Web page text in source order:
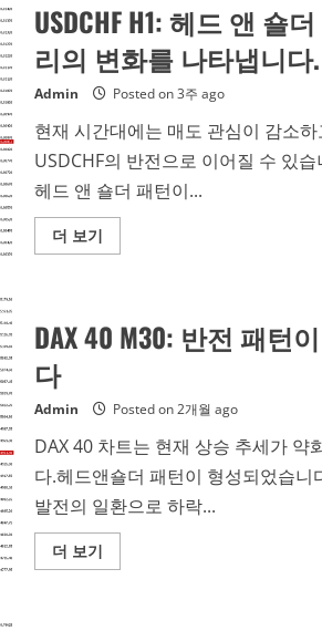
차
트
헤
드
앤
숄
더
패
턴
이
형
성
되
었
습
니
USDCHF H1: 헤드 앤 숄
리의 변화를 나타냅니다.
Admin Posted on 3주 ago
현재 시간대에는 매도 관심이 감소
USDCHF의 반전으로 이어질 수 있
헤드 앤 숄더 패턴이...
더 보기Read
more
드
앤
턴
은
시
장
심
리
의
변
화
를
나
타
DAX 40 M30: 반전 패턴
다
Admin Posted on 2개월 ago
DAX 40 차트는 현재 상승 추세가 약
다.헤드앤숄더 패턴이 형성되었습니
발전의 일환으로 하락...
더 보기Read
more